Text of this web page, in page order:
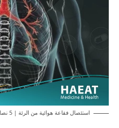
استئصال فقاعة هوائية من الرئة | 5 نصائح للتعافي 29